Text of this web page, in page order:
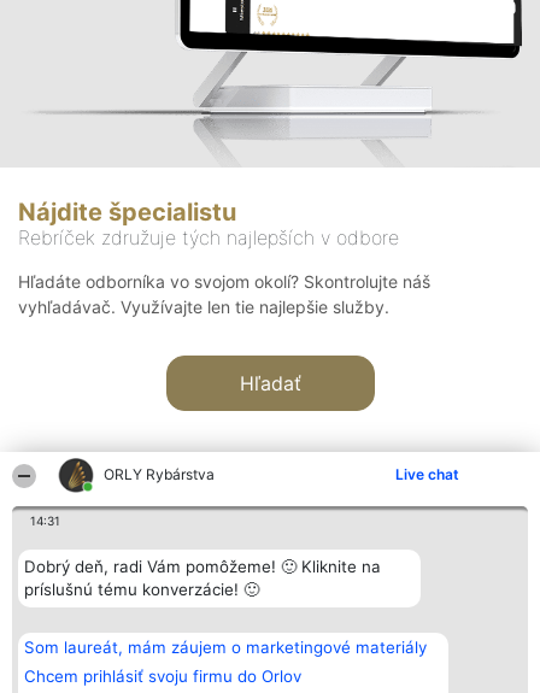
ORLY Rybárstva Live chat
14:31
Dobrý deň, radi Vám pomôžeme! 🙂 Kliknite na
príslušnú tému konverzácie! 🙂
Som laureát, mám záujem o marketingové materiály
Chcem prihlásiť svoju firmu do Orlov
Nájdite špecialistu
Rebríček združuje tých najlepších v odbore
Hľadáte odborníka vo svojom okolí? Skontrolujte náš
vyhľadávač. Využívajte len tie najlepšie služby.
Hľadať
Organizátor hodnotenia
Bright Side Solutions sp. z o.
o. sp. k.
Wrocław 50-079
KRS 0000749100 | Regon
381313360 | NIP 8943132676
+48 508 492 400
Hodnotenie
Laureáti
Lista
Laureatów
Podmienky
Obchodné
podmienky
Kontakt
Kontakt